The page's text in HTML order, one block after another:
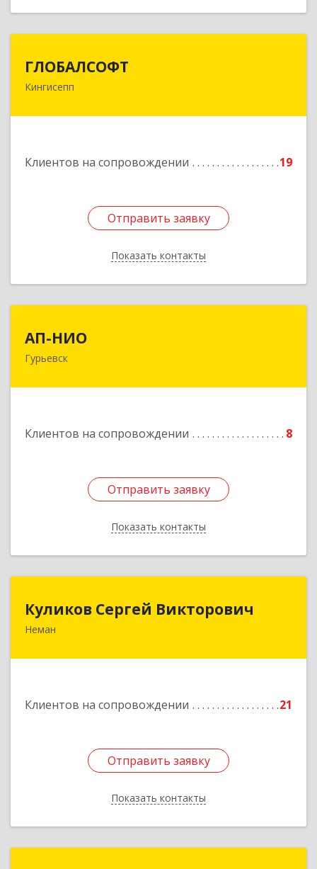
ГЛОБАЛСОФТ
Кингисепп
Клиентов на сопровождении 19
Отправить заявку
Показать контакты
188485, Ленинградская обл, Кингисеппский р-н,
Отправить заявку
Назад
АП-НИО
Гурьевск
Клиентов на сопровождении 8
Отправить заявку
Показать контакты
238300 Калининградская обл, Гурьевск г,
Отправить заявку
Назад
Куликов Сергей Викторович
Неман
Клиентов на сопровождении 21
Отправить заявку
Показать контакты
Куликов Сергей Викторович
Отправить заявку
Назад